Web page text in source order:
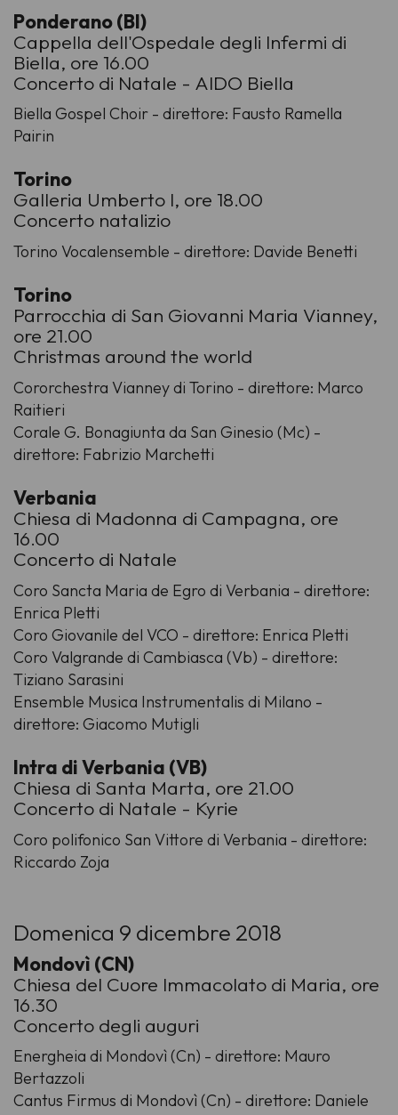
Ponderano (BI)
Cappella dell'Ospedale degli Infermi di
Biella, ore 16.00
Concerto di Natale - AIDO Biella
Biella Gospel Choir - direttore: Fausto Ramella
Pairin
Torino
Galleria Umberto I, ore 18.00
Concerto natalizio
Torino Vocalensemble - direttore: Davide Benetti
Torino
Parrocchia di San Giovanni Maria Vianney,
ore 21.00
Christmas around the world
Cororchestra Vianney di Torino - direttore: Marco
Raitieri
Corale G. Bonagiunta da San Ginesio (Mc) -
direttore: Fabrizio Marchetti
Verbania
Chiesa di Madonna di Campagna, ore
16.00
Concerto di Natale
Coro Sancta Maria de Egro di Verbania - direttore:
Enrica Pletti
Coro Giovanile del VCO - direttore: Enrica Pletti
Coro Valgrande di Cambiasca (Vb) - direttore:
Tiziano Sarasini
Ensemble Musica Instrumentalis di Milano -
direttore: Giacomo Mutigli
Intra di Verbania (VB)
Chiesa di Santa Marta, ore 21.00
Concerto di Natale - Kyrie
Coro polifonico San Vittore di Verbania - direttore:
Riccardo Zoja
Domenica 9 dicembre 2018
Mondovì (CN)
Chiesa del Cuore Immacolato di Maria, ore
16.30
Concerto degli auguri
Energheia di Mondovì (Cn) - direttore: Mauro
Bertazzoli
Cantus Firmus di Mondovì (Cn) - direttore: Daniele